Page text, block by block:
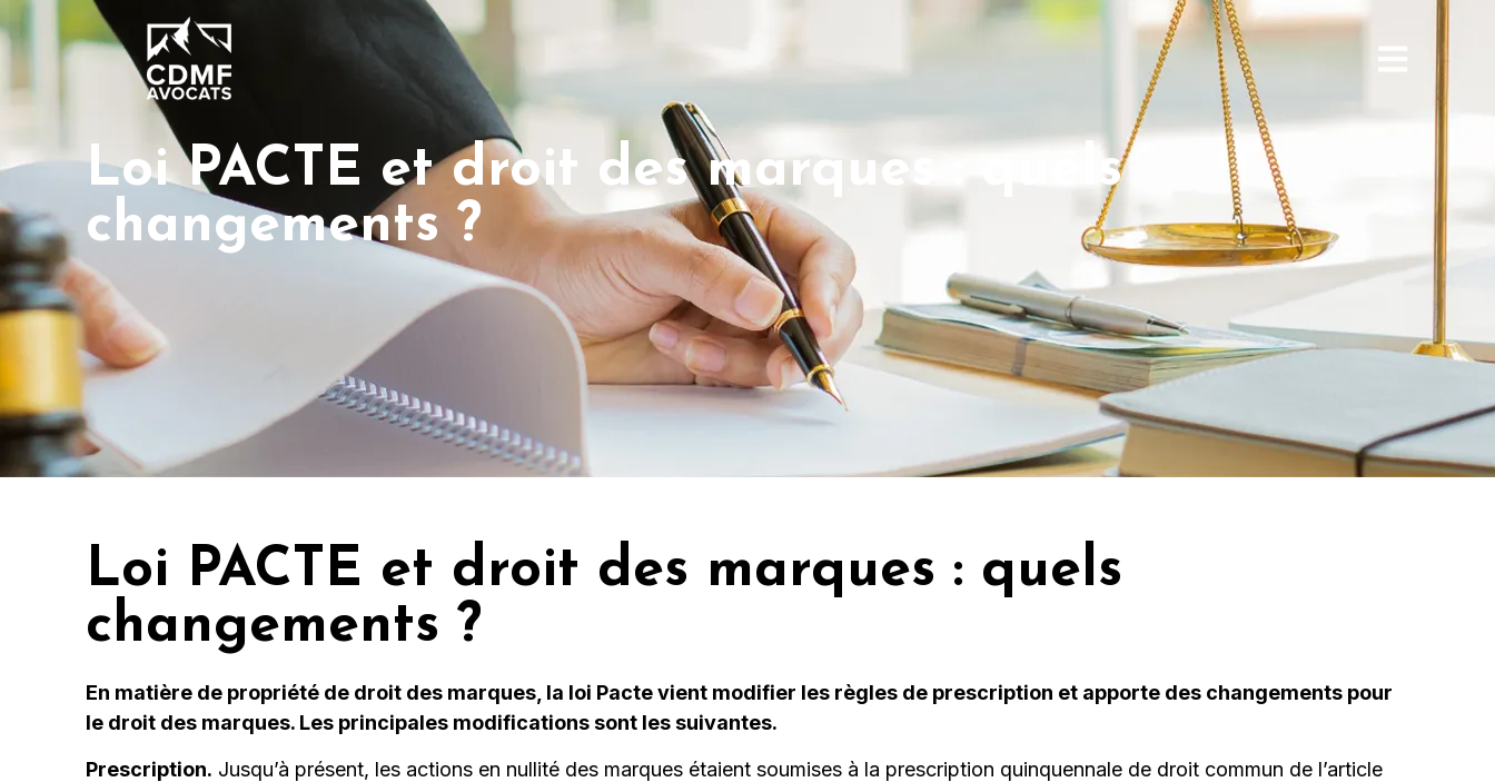
Loi PACTE et droit des marques : quels
changements ?
Loi PACTE et droit des marques : quels
changements ?
En matière de propriété de droit des marques, la loi Pacte vient modifier les règles de prescription et apporte des changements pour
le droit des marques. Les principales modifications sont les suivantes.
Prescription. Jusqu’à présent, les actions en nullité des marques étaient soumises à la prescription quinquennale de droit commun de l’article